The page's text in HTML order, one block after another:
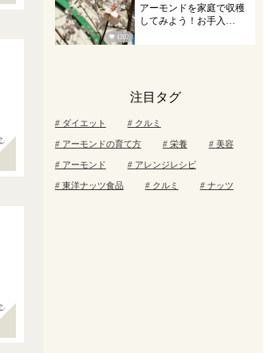
 1202
アーモンドを家庭で収穫
してみよう！お手入…
注目タグ
ダイエット クルミ
アーモンドの育て方 栄養 美容
アーモンド アレンジレシピ
東洋ナッツ食品 クルミ ナッツ